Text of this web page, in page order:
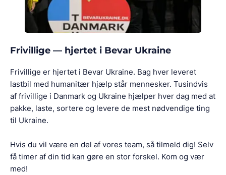
Frivillige — hjertet i Bevar Ukraine
Frivillige er hjertet i Bevar Ukraine. Bag hver leveret
lastbil med humanitær hjælp står mennesker. Tusindvis
af frivillige i Danmark og Ukraine hjælper hver dag med at
pakke, laste, sortere og levere de mest nødvendige ting
til Ukraine.
Hvis du vil være en del af vores team, så tilmeld dig! Selv
få timer af din tid kan gøre en stor forskel. Kom og vær
med!